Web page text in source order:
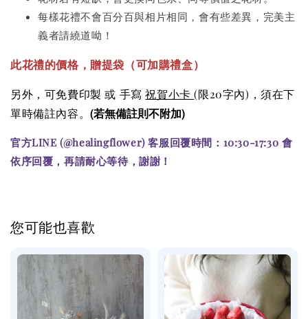
每樣花禮不會百分百與相片相同，會有些差異，完美主
義者請繞道呦！
此花禮的價格 ，贈提袋（可加購禮盒）
另外，可免費印製 或 手寫祝賀小卡(限20字內) ，須在下
單時備註內容。(若無備註則不附加)
官方LINE (@healingflower) 客服回覆時間：10:30-17:30 會
依序回覆，再請耐心等待，謝謝！
您可能也喜歡